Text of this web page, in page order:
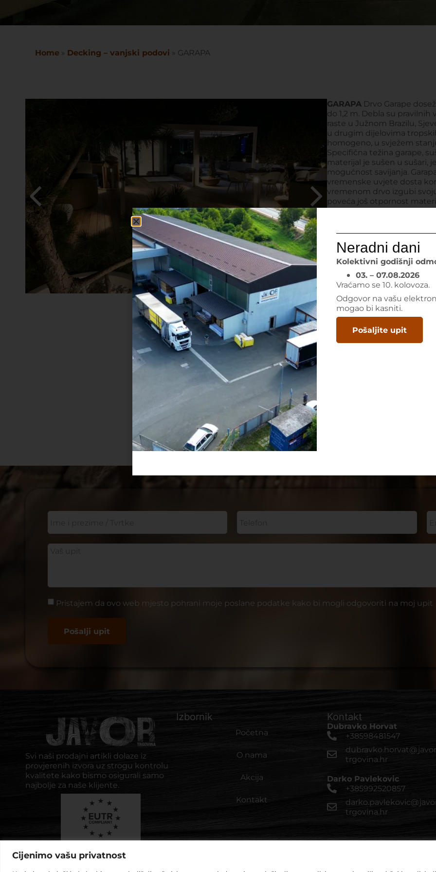
Cijenimo vašu privatnost
Home » Decking – vanjski podovi » GARAPA
GARAPA Drvo Garape
do 1,2 m. Debla su pravilnih
raste u Južnom Brazilu,
u drugim dijelovima
homogeno, u svježem
Specifična težina garape,
materijal je sušen u sušari,
mogućnost savijanja.
vremenske uvjete dosta
vremenom drvo izgubi
poveća još otpornost
čelima daski se vremenom
čelo zaštitimo voskom.
30-50cm, jer tako još
sadrži puno silikata,
ima radi svoje tvrdoće
Pokaži sve
Pogledaj akcije
Pristajem da ovo web mjesto pohrani moje poslane podatke kako bi mogli odgovoriti na moj upit
Pošalji upit
Svi naši prodajni artikli dolaze iz
provjerenih izvora uz strogu kontrolu
kvalitete kako bismo osigurali samo
najbolje za naše klijente.
Izbornik
Početna
O nama
Akcija
Kontakt
Kontakt
Dubravko Horvat
+38598481547
trgovina.hr
Darko Pavlekovic
+385992520857
trgovina.hr
© 2024 Javor trgovina d.o.o. • All Rights Reserved
Neradni dani
Kolektivni godišnji
03. – 07.08.2026
Vraćamo se 10. kolovoza.
Odgovor na vašu
mogao bi kasniti.
Pošaljite upit